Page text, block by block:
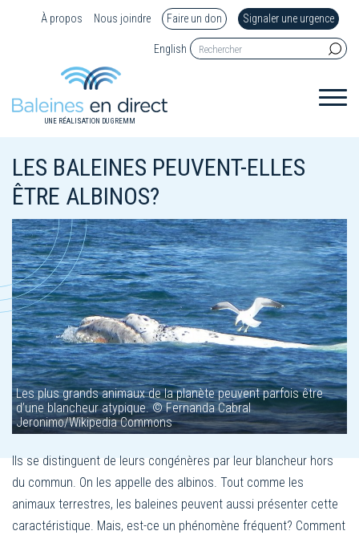
À propos Nous joindre Faire un don Signaler une urgence
English
UNE RÉALISATION DU GREMM
LES BALEINES PEUVENT-ELLES
ÊTRE ALBINOS?
Les plus grands animaux de la planète peuvent parfois être
d’une blancheur atypique. © Fernanda Cabral
Jeronimo/Wikipedia Commons
Ils se distinguent de leurs congénères par leur blancheur hors
du commun. On les appelle des albinos. Tout comme les
animaux terrestres, les baleines peuvent aussi présenter cette
caractéristique. Mais, est-ce un phénomène fréquent? Comment